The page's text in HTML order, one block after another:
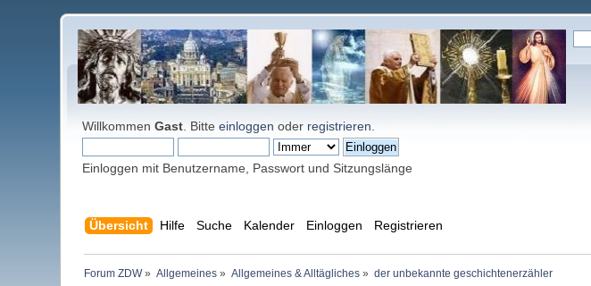
WillkommenGast . Bitteeinloggen oder registrieren
Einloggen mit Benutzername, Passwort und Sitzungslänge
Übersicht Hilfe Suche Kalender Einloggen Registrieren
Forum ZDW» Allgemeines» Allgemeines & Alltägliches» der unbekannte geschichtenerzähler